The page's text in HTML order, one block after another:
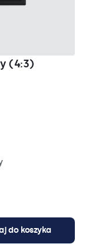
(4:3)
do koszyka